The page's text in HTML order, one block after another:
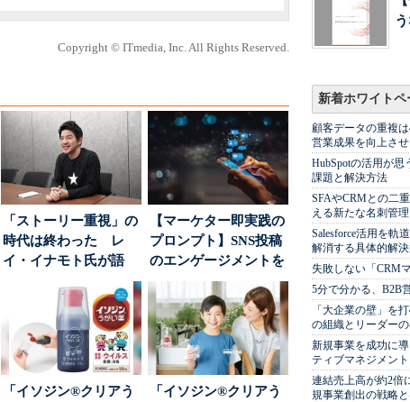
Copyright © ITmedia, Inc. All Rights Reserved.
「ストーリー重視」の
時代は終わった レ
イ・イナモト氏が語
る、信頼を軸にしたブ
【マーケター即実践の
プロンプト】SNS投稿
のエンゲージメントを
高めるAI活用、ポ...
「イソジン®クリアう
「イソジン®クリアう
新着ホワイトペ
顧客データの重複
営業成果を向上さ
HubSpotの活用が
課題と解決方法
SFAやCRMとの二
える新たな名刺管理
Salesforce活用を軌
解消する具体的解
失敗しない「CRM
5分で分かる、B2B
「大企業の壁」を
の組織とリーダー
新規事業を成功に
ティブマネジメント
連結売上高が約2倍
規事業創出の戦略と